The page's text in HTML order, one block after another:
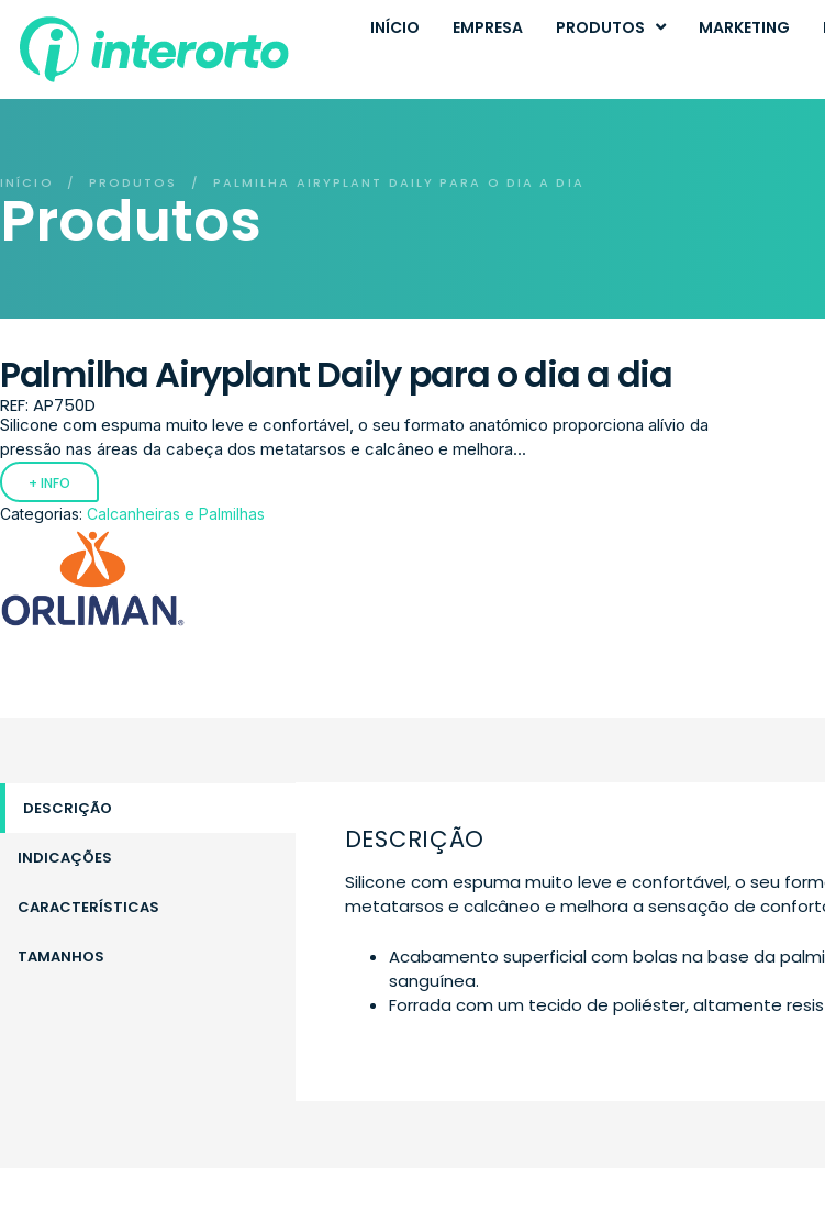
INÍCIO EMPRESA PRODUTOS MARKETING
INÍCIO / PRODUTOS / PALMILHA AIRYPLANT DAILY PARA O DIA A DIA
Produtos
Palmilha Airyplant Daily para o dia a dia
REF: AP750D
Silicone com espuma muito leve e confortável, o seu formato anatómico proporciona alívio da
pressão nas áreas da cabeça dos metatarsos e calcâneo e melhora...
+ INFO
Categorias: Calcanheiras e Palmilhas
DESCRIÇÃO
INDICAÇÕES
CARACTERÍSTICAS
TAMANHOS
DESCRIÇÃO
Silicone com espuma muito leve e confortável, o seu
metatarsos e calcâneo e melhora a sensação de
Acabamento superficial com bolas na base da
sanguínea.
Forrada com um tecido de poliéster, altamente